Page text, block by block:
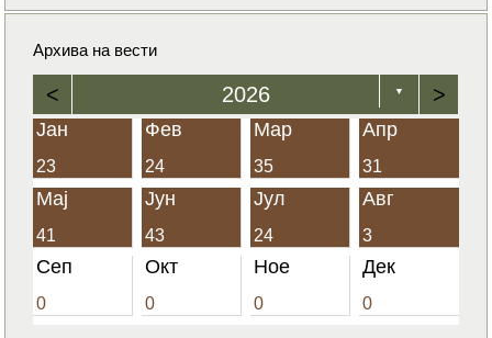
Архива на вести
< 2026 ▼ >
Јан
23
Фев
24
Мар
35
Апр
31
Мај
41
Јун
43
Јул
24
Авг
3
Сеп
0
Окт
0
Ное
0
Дек
0